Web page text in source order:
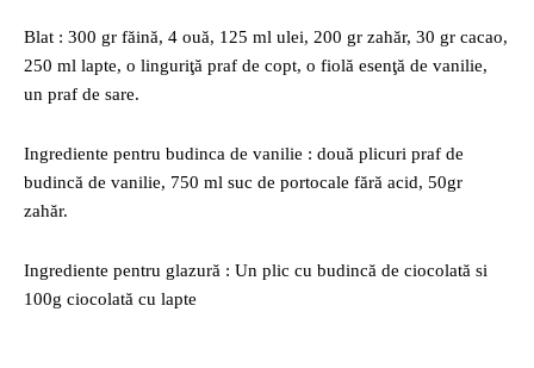
Blat : 300 gr făină, 4 ouă, 125 ml ulei, 200 gr zahăr, 30 gr cacao,
250 ml lapte, o linguriţă praf de copt, o fiolă esenţă de vanilie,
un praf de sare.
Ingrediente pentru budinca de vanilie : două plicuri praf de
budincă de vanilie, 750 ml suc de portocale fără acid, 50gr
zahăr.
Ingrediente pentru glazură : Un plic cu budincă de ciocolată si
100g ciocolată cu lapte